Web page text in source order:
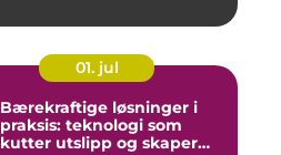
01. jul
Bærekraftige løsninger i
praksis: teknologi som
kutter utslipp og skaper